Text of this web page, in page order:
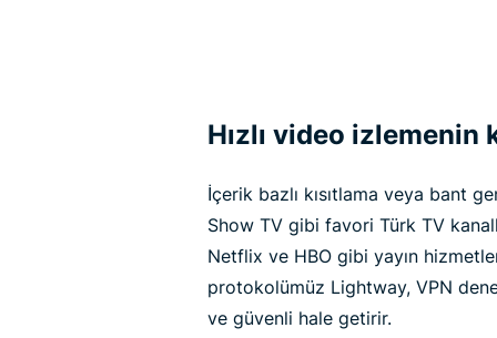
Hızlı video izlemenin
İçerik bazlı kısıtlama veya bant
Show TV gibi favori Türk TV
Netflix ve HBO gibi yayın
protokolümüz Lightway, VPN
ve güvenli hale getirir.